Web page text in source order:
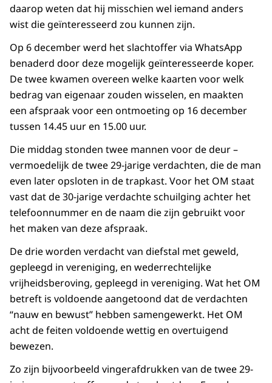
daarop weten dat hij misschien wel iemand anders
wist die geïnteresseerd zou kunnen zijn.
Op 6 december werd het slachtoffer via WhatsApp
benaderd door deze mogelijk geïnteresseerde koper.
De twee kwamen overeen welke kaarten voor welk
bedrag van eigenaar zouden wisselen, en maakten
een afspraak voor een ontmoeting op 16 december
tussen 14.45 uur en 15.00 uur.
Die middag stonden twee mannen voor de deur –
vermoedelijk de twee 29-jarige verdachten, die de man
even later opsloten in de trapkast. Voor het OM staat
vast dat de 30-jarige verdachte schuilging achter het
telefoonnummer en de naam die zijn gebruikt voor
het maken van deze afspraak.
De drie worden verdacht van diefstal met geweld,
gepleegd in vereniging, en wederrechtelijke
vrijheidsberoving, gepleegd in vereniging. Wat het OM
betreft is voldoende aangetoond dat de verdachten
“nauw en bewust” hebben samengewerkt. Het OM
acht de feiten voldoende wettig en overtuigend
bewezen.
Zo zijn bijvoorbeeld vingerafdrukken van de twee 29-